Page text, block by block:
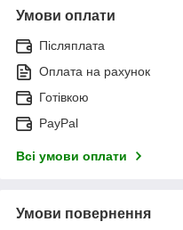
Умови оплати
Післяплата
Оплата на рахунок
Готівкою
PayPal
Всі умови оплати
Умови повернення